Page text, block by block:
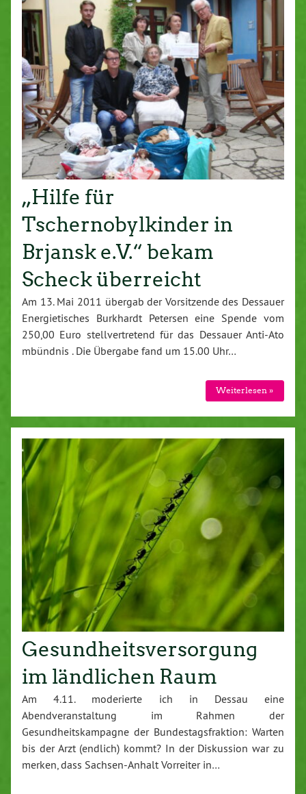
„Hilfe für
Tschernobylkinder in
Brjansk e.V.“ bekam
Scheck überreicht
Am 13. Mai 2011 übergab der Vorsitzende des Dessauer
Energietisches Burkhardt Petersen eine Spende vom
250,00 Euro stellvertretend für das Dessauer Anti-Ato
mbündnis . Die Übergabe fand um 15.00 Uhr…
Weiterlesen »
Gesundheitsversorgung
im ländlichen Raum
Am 4.11. moderierte ich in Dessau eine
Abendveranstaltung im Rahmen der
Gesundheitskampagne der Bundestagsfraktion: Warten
bis der Arzt (endlich) kommt? In der Diskussion war zu
merken, dass Sachsen-Anhalt Vorreiter in…